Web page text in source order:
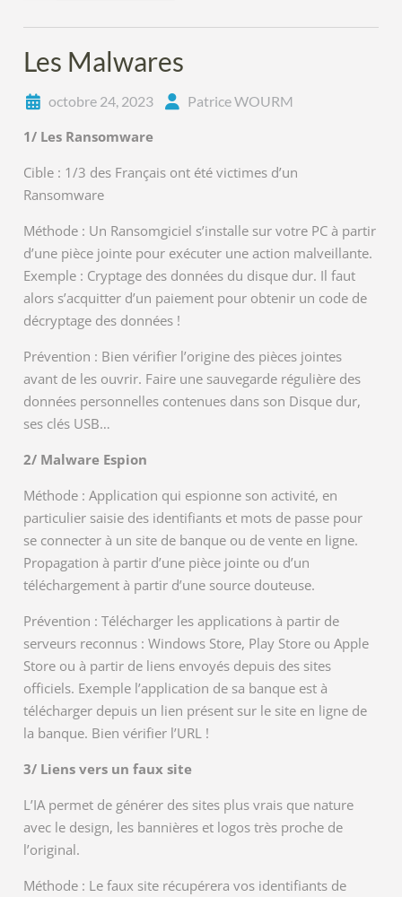
Les Malwares
octobre 24, 2023 Patrice WOURM
1/ Les Ransomware
Cible : 1/3 des Français ont été victimes d’un
Ransomware
Méthode : Un Ransomgiciel s’installe sur votre PC à partir
d’une pièce jointe pour exécuter une action malveillante.
Exemple : Cryptage des données du disque dur. Il faut
alors s’acquitter d’un paiement pour obtenir un code de
décryptage des données !
Prévention : Bien vérifier l’origine des pièces jointes
avant de les ouvrir. Faire une sauvegarde régulière des
données personnelles contenues dans son Disque dur,
ses clés USB…
2/ Malware Espion
Méthode : Application qui espionne son activité, en
particulier saisie des identifiants et mots de passe pour
se connecter à un site de banque ou de vente en ligne.
Propagation à partir d’une pièce jointe ou d’un
téléchargement à partir d’une source douteuse.
Prévention : Télécharger les applications à partir de
serveurs reconnus : Windows Store, Play Store ou Apple
Store ou à partir de liens envoyés depuis des sites
officiels. Exemple l’application de sa banque est à
télécharger depuis un lien présent sur le site en ligne de
la banque. Bien vérifier l’URL !
3/ Liens vers un faux site
L’IA permet de générer des sites plus vrais que nature
avec le design, les bannières et logos très proche de
l’original.
Méthode : Le faux site récupérera vos identifiants de